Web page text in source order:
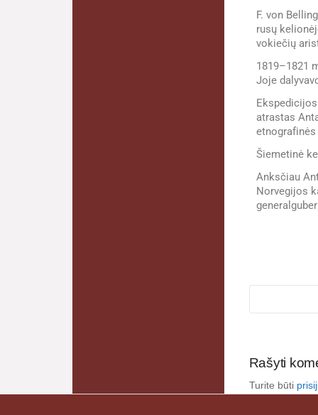
F. von
rusų
vokiečių
1819–1821
Joje
atrastas
Šiemetinė
Anksčiau
Norvegijos
Rašyti
Turite būti